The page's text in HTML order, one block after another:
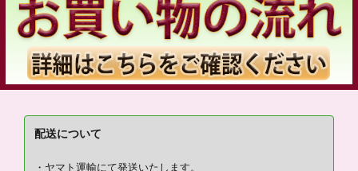
配送について
・ヤマト運輸にて発送いたします。